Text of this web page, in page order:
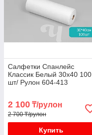
Салфетки Спанлейс
Классик Белый 30х40 100
шт/ Рулон 604-413
2 100 ₸/рулон
2 700 ₸/рулон
Купить